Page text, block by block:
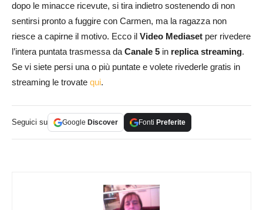
dopo le minacce ricevute, si tira indietro sostenendo di non
sentirsi pronto a fuggire con Carmen, ma la ragazza non
riesce a capirne il motivo. Ecco il Video Mediaset per rivedere
l’intera puntata trasmessa daCanale 5 in replica streaming.
Se vi siete persi una o più puntate e volete rivederle gratis in
streaming le trovate qui.
Seguici su Google Discover Fonti Preferite